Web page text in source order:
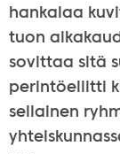
hankalaa
tuon
sovittaa sitä
perintöeliitti
sellainen